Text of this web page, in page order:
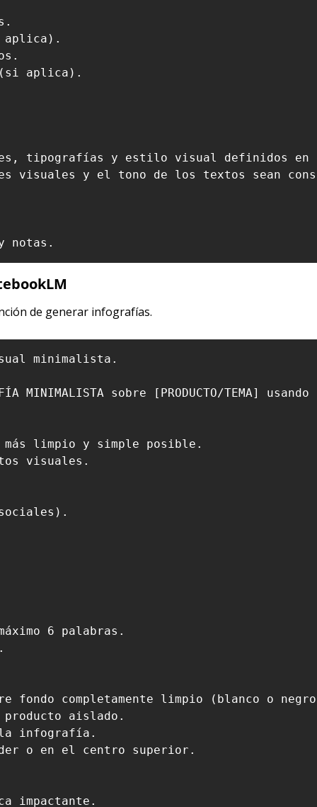
aplica).
(si aplica).
tipografías y estilo visual definidos en el
visuales y el tono de los textos sean
notas.
de generar infografías.
minimalista.
MINIMALISTA sobre [PRODUCTO/TEMA]
limpio y simple posible.
visuales.
6 palabras.
fondo completamente limpio (blanco o
aislado.
infografía.
o en el centro superior.
impactante.